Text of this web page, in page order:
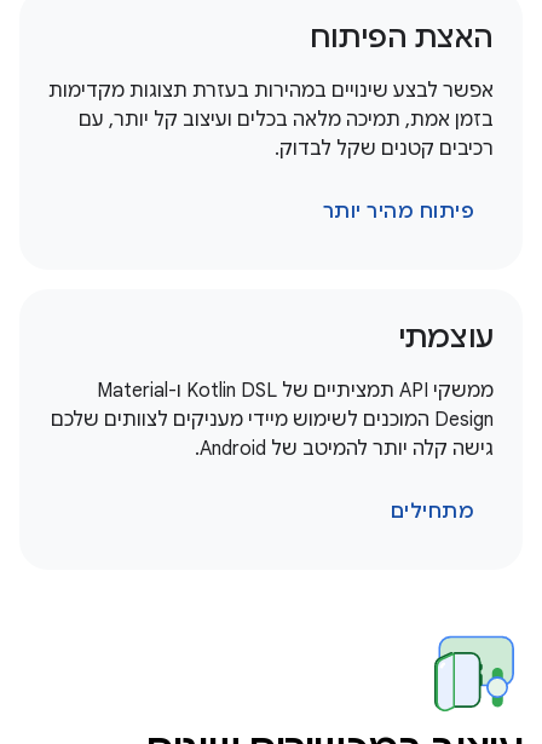
האצת הפיתוח
אפשר לבצע שינויים במהירות בעזרת תצוגות מקדימות
בזמן אמת, תמיכה מלאה בכלים ועיצוב קל יותר, עם
רכיבים קטנים שקל לבדוק.
פיתוח מהיר יותר
עוצמתי
ממשקי API תמציתיים של Kotlin DSL ו-Material
Design המוכנים לשימוש מיידי מעניקים לצוותים שלכם
גישה קלה יותר להמיטב של Android.
מתחילים